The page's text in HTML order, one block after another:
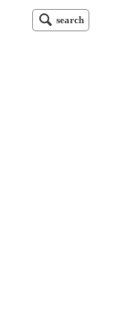
search